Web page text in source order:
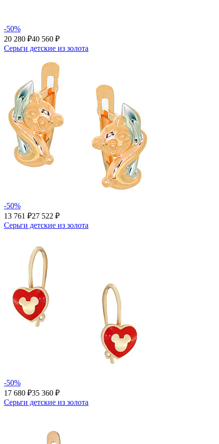
-50%
20 280 ₽40 560 ₽
Серьги детские из золота
-50%
13 761 ₽27 522 ₽
Серьги детские из золота
-50%
17 680 ₽35 360 ₽
Серьги детские из золота